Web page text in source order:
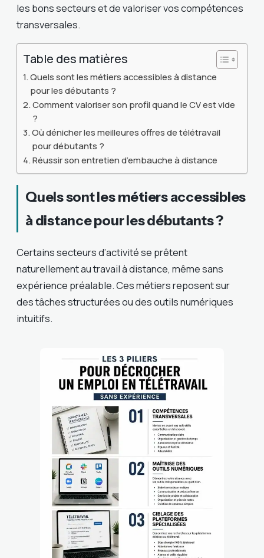
les bons secteurs et de valoriser vos compétences
transversales.
Table des matières
Quels sont les métiers accessibles à distance
pour les débutants ?
Comment valoriser son profil quand le CV est vide
?
Où dénicher les meilleures offres de télétravail
pour débutants ?
Réussir son entretien d’embauche à distance
Quels sont les métiers accessibles
à distance pour les débutants ?
Certains secteurs d’activité se prêtent
naturellement au travail à distance, même sans
expérience préalable. Ces métiers reposent sur
des tâches structurées ou des outils numériques
intuitifs.